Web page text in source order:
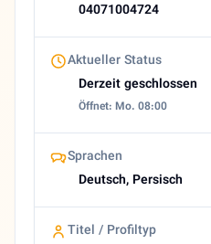
04071004724
Aktueller Status
Derzeit geschlossen
Öffnet: Mo. 08:00
Sprachen
Deutsch, Persisch
Titel / Profiltyp